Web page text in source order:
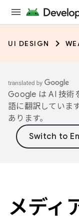
UI DESIGN
Google は AI 技術
語に翻訳していま
あります。
メディ